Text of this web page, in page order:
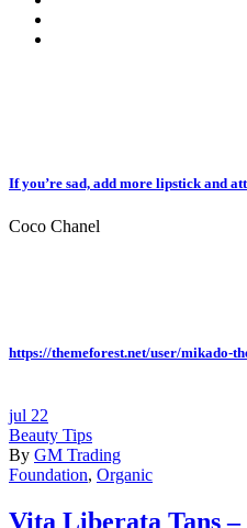
If you’re sad, add more lipstick and
Coco Chanel
https://themeforest.net/user/mikado-
jul 22
Beauty Tips
By GM Trading
Foundation, Organic
Vita Liberata Tans